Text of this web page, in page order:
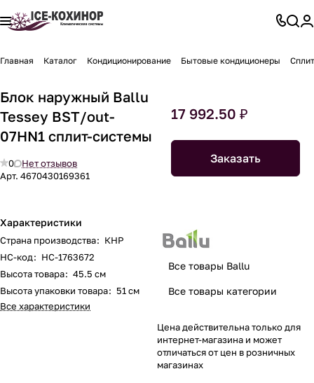
Главная Каталог Кондиционирование Бытовые кондиционеры
Блок наружный Ballu
Tessey BST/out-
07HN1 сплит-системы
0
Нет отзывов
Арт. 4670430169361
Характеристики
Страна производства: КНР
НС-код: НС-1763672
Высота товара: 45.5 см
Высота упаковки товара: 51 см
Все характеристики
17 992.50 ₽
Заказать
Все товары Ballu
Все товары категории
Цена действительна только для
интернет-магазина и может
отличаться от цен в розничных
магазинах